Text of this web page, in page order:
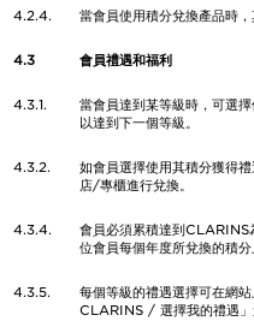
4.2.4. 當會員使用積分兌換產品時，
4.3 會員禮遇和福利
4.3.1.
當會員達到某等級時，可選
以達到下一個等級。
4.3.2.
如會員選擇使用其積分獲得
店/專櫃進行兌換。
4.3.4.
會員必須累積達到CLARINS
位會員每個年度所兌換的積
4.3.5.
每個等級的禮遇選擇可在網
CLARINS / 選擇我的禮遇」